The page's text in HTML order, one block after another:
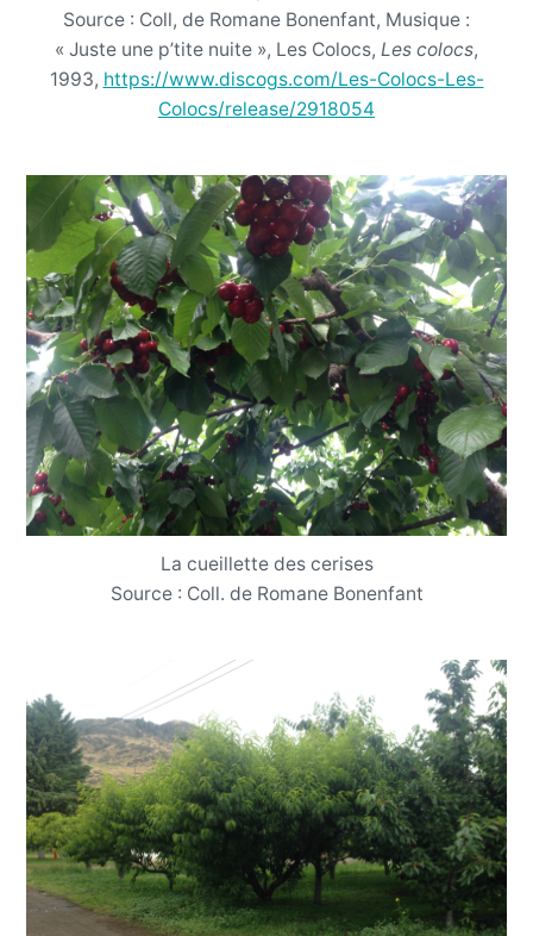
Source : Coll, de Romane Bonenfant, Musique :
« Juste une p’tite nuite », Les Colocs, Les colocs,
1993, https://www.discogs.com/Les-Colocs-Les-
Colocs/release/2918054
La cueillette des cerises
Source : Coll. de Romane Bonenfant